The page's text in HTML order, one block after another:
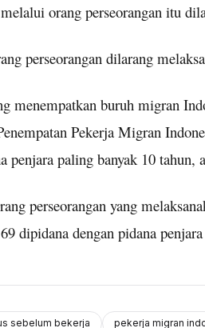
orang perseorangan itu
perseorangan dilarang
menempatkan buruh migran
Pekerja Migran
penjara paling banyak 10
perseorangan yang
dipidana dengan pidana
sebelum bekerja pekerja migran